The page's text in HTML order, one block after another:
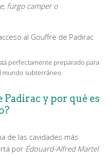
furgo camper o
perfectamente preparado para
mundo subterráneo.
Padirac y por qué es
de las cavidades más
por Édouard-Alfred Martel